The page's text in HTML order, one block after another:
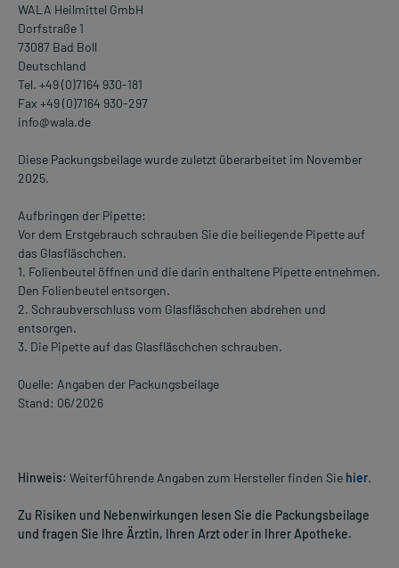
WALA Heilmittel GmbH
Dorfstraße 1
73087 Bad Boll
Deutschland
Tel. +49 (0)7164 930-181
Fax +49 (0)7164 930-297
info@wala.de
Diese Packungsbeilage wurde zuletzt überarbeitet im November
2025.
Aufbringen der Pipette:
Vor dem Erstgebrauch schrauben Sie die beiliegende Pipette auf
das Glasfläschchen.
1. Folienbeutel öffnen und die darin enthaltene Pipette entnehmen.
Den Folienbeutel entsorgen.
2. Schraubverschluss vom Glasfläschchen abdrehen und
entsorgen.
3. Die Pipette auf das Glasfläschchen schrauben.
Quelle: Angaben der Packungsbeilage
Stand: 06/2026
Hinweis: Weiterführende Angaben zum Hersteller finden Sie hier.
Zu Risiken und Nebenwirkungen lesen Sie die Packungsbeilage
und fragen Sie Ihre Ärztin, Ihren Arzt oder in Ihrer Apotheke.